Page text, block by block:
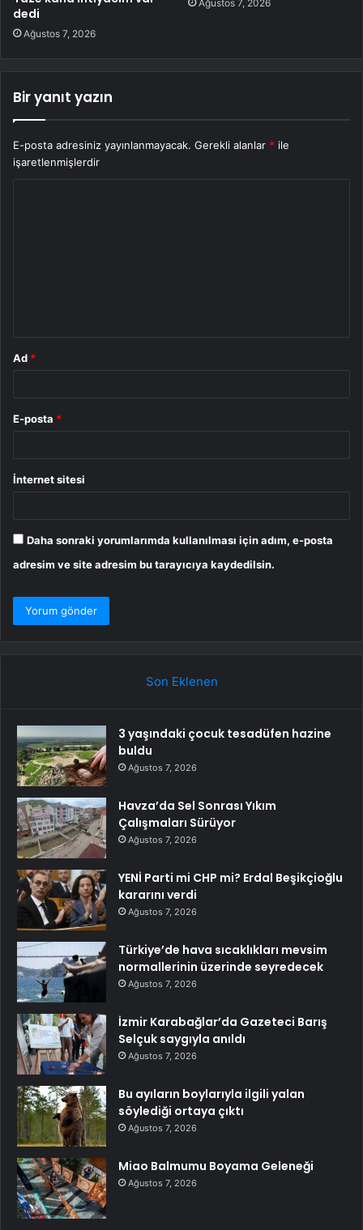
dedi
Ağustos 7, 2026
Ağustos 7, 2026
Bir yanıt yazın
E-posta adresiniz yayınlanmayacak. Gerekli alanlar * ile
işaretlenmişlerdir
Ad *
E-posta *
İnternet sitesi
Daha sonraki yorumlarımda kullanılması için adım, e-posta
adresim ve site adresim bu tarayıcıya kaydedilsin.
Son Eklenen
3 yaşındaki çocuk tesadüfen hazine
buldu
Ağustos 7, 2026
Havza’da Sel Sonrası Yıkım
Çalışmaları Sürüyor
Ağustos 7, 2026
YENİ Parti mi CHP mi? Erdal Beşikçioğlu
kararını verdi
Ağustos 7, 2026
Türkiye’de hava sıcaklıkları mevsim
normallerinin üzerinde seyredecek
Ağustos 7, 2026
İzmir Karabağlar’da Gazeteci Barış
Selçuk saygıyla anıldı
Ağustos 7, 2026
Bu ayıların boylarıyla ilgili yalan
söylediği ortaya çıktı
Ağustos 7, 2026
Miao Balmumu Boyama Geleneği
Ağustos 7, 2026